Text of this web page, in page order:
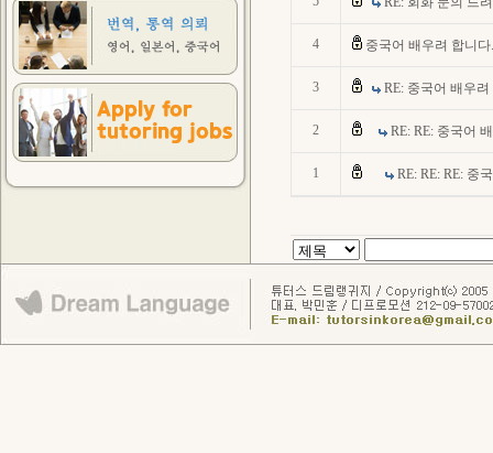
4 중국어 배우려 합니다.
3 RE: 중국어 배우
2 RE: RE: 중국어
1 RE: RE: RE: 중